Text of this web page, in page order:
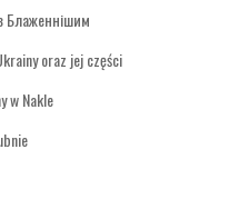
Блаженнішим
oraz jej części
w Nakle